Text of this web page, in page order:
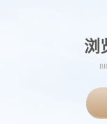
浏